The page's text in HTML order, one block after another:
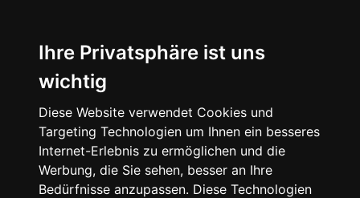
Ihre Privatsphäre ist uns
wichtig
Diese Website verwendet Cookies und
Targeting Technologien um Ihnen ein besseres
Internet-Erlebnis zu ermöglichen und die
Werbung, die Sie sehen, besser an Ihre
Bedürfnisse anzupassen. Diese Technologien